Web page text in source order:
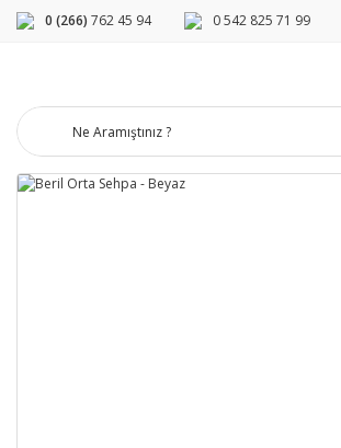
0 (266) 762 45 94 0 542 825 71 99